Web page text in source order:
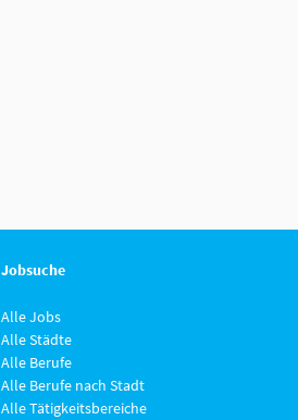
Jobsuche
Alle Jobs
Alle Städte
Alle Berufe
Alle Berufe nach Stadt
Alle Tätigkeitsbereiche